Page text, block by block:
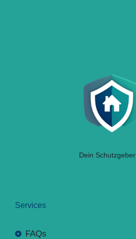
Dein Schutzgeber
Services
FAQs